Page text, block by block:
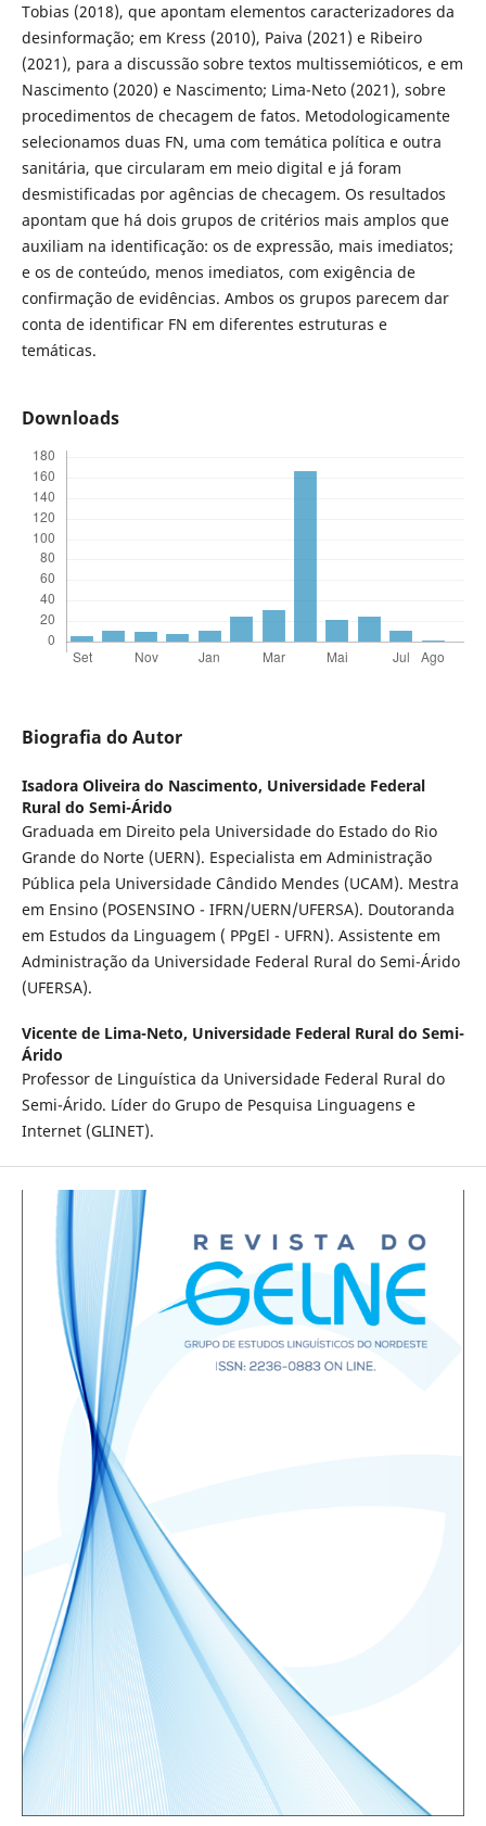
Tobias (2018), que apontam elementos caracterizadores da
desinformação; em Kress (2010), Paiva (2021) e Ribeiro
(2021), para a discussão sobre textos multissemióticos, e em
Nascimento (2020) e Nascimento; Lima-Neto (2021), sobre
procedimentos de checagem de fatos. Metodologicamente
selecionamos duas FN, uma com temática política e outra
sanitária, que circularam em meio digital e já foram
desmistificadas por agências de checagem. Os resultados
apontam que há dois grupos de critérios mais amplos que
auxiliam na identificação: os de expressão, mais imediatos;
e os de conteúdo, menos imediatos, com exigência de
confirmação de evidências. Ambos os grupos parecem dar
conta de identificar FN em diferentes estruturas e
temáticas.
Downloads
Biografia do Autor
Isadora Oliveira do Nascimento, Universidade Federal
Rural do Semi-Árido
Graduada em Direito pela Universidade do Estado do Rio
Grande do Norte (UERN). Especialista em Administração
Pública pela Universidade Cândido Mendes (UCAM). Mestra
em Ensino (POSENSINO - IFRN/UERN/UFERSA). Doutoranda
em Estudos da Linguagem ( PPgEl - UFRN). Assistente em
Administração da Universidade Federal Rural do Semi-Árido
(UFERSA).
Vicente de Lima-Neto, Universidade Federal Rural do Semi-
Árido
Professor de Linguística da Universidade Federal Rural do
Semi-Árido. Líder do Grupo de Pesquisa Linguagens e
Internet (GLINET).